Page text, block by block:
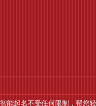
能起名不受任何限制，帮您